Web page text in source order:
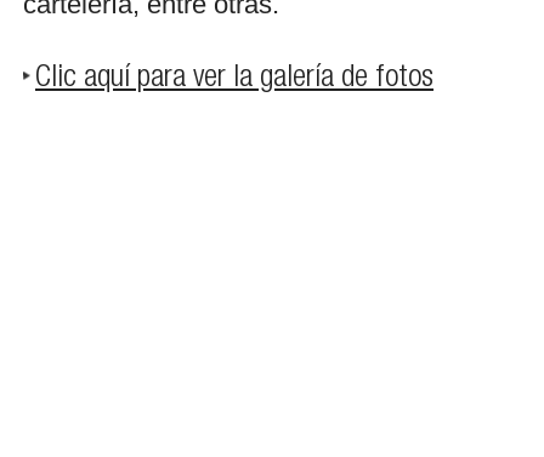
Clic aquí para ver la galería de fotos